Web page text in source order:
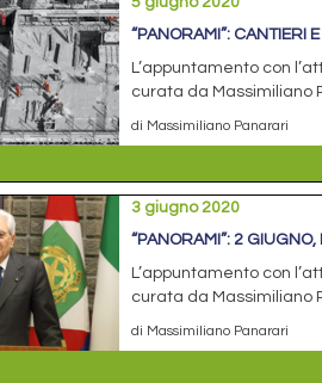
“PANORAMI”: CANTIERI
L’appuntamento con
curata da Massimiliano
di Massimiliano Panarari
3 giugno 2020
“PANORAMI”: 2
L’appuntamento con
curata da Massimiliano
di Massimiliano Panarari